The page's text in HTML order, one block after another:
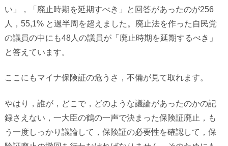
い」，「廃止時期を延期すべき」と回答があったのが256
人， 55,1% と過半周を超えました。廃止法を作った自民党
の議員の中にも48人の議員が「廃止時期を延期するべき」
と答えています。
ここにもマイナ保険証の危うさ，不備が見て取れます。
やはり，誰が，どこで，どのような議論があったのかの記
録さえない，一大臣の鶴の一声で決まった保険証廃止，も
う一度しっかり議論して，保険証の必要性を確認して，保